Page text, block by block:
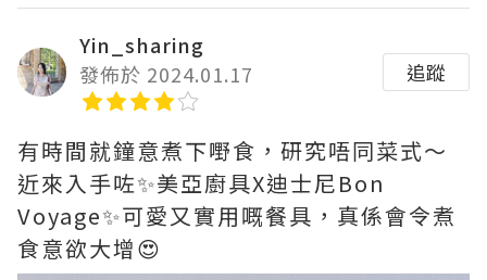
Yin_sharing
發佈於 2024.01.17
追蹤
有時間就鐘意煮下嘢食，研究唔同菜式～
近來入手咗✨美亞廚具X迪士尼Bon
Voyage✨可愛又實用嘅餐具，真係會令煮
食意欲大增😍